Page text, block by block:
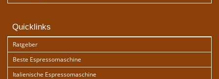
Quicklinks
Ratgeber
Beste Espressomaschine
Italienische Espressomaschine